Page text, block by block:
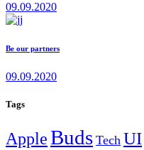
09.09.2020
Be our partners
09.09.2020
Tags
AppleBuds Tech UI